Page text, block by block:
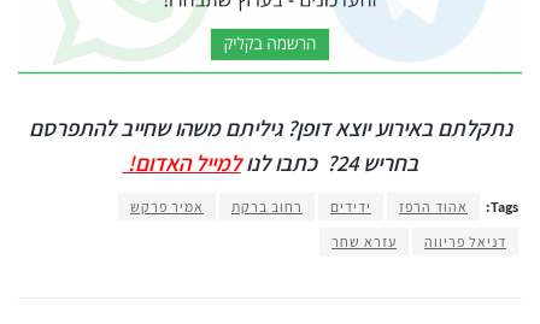
נתקלתם באירוע יוצא דופן? גיליתם משהו שחייב להתפרסם
בחריש 24?
כתבו לנולמייל האדום!
Tags: אהוד הרפז ידידים רחוב ברקת
אמיר פרקש
דניאל פריווה
עזרא שחר